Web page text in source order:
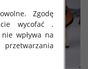
Zgodę
wycofać .
wpływa na